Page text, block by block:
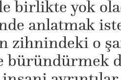
birlikte yok
anlatmak
zihnindeki o
büründürmek